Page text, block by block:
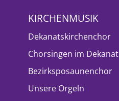
KIRCHENMUSIK
Dekanatskirchenchor
Chorsingen im Dekanat
Bezirksposaunenchor
Unsere Orgeln